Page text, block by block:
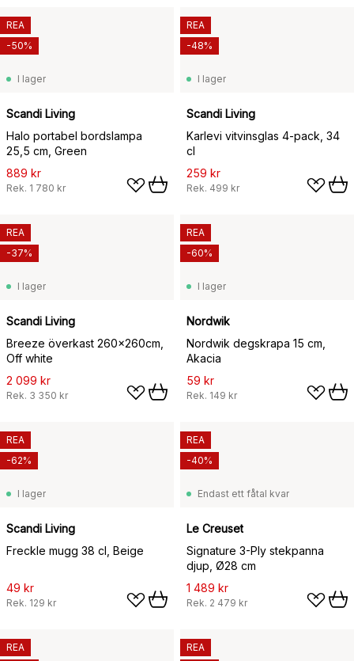
I lager
Scandi Living
Halo portabel bordslampa
25,5 cm, Green
889 kr
Rek. 1 780 kr
REA
-50%
I lager
Scandi Living
Karlevi vitvinsglas 4-pack, 34
cl
259 kr
Rek. 499 kr
REA
-48%
I lager
Scandi Living
Breeze överkast 260x260cm,
Off white
2 099 kr
Rek. 3 350 kr
REA
-37%
I lager
Nordwik
Nordwik degskrapa 15 cm,
Akacia
59 kr
Rek. 149 kr
REA
-60%
I lager
Scandi Living
Freckle mugg 38 cl, Beige
49 kr
Rek. 129 kr
REA
-62%
Endast ett fåtal kvar
Le Creuset
Signature 3-Ply stekpanna
djup, Ø28 cm
1 489 kr
Rek. 2 479 kr
REA
-40%
REA
REA